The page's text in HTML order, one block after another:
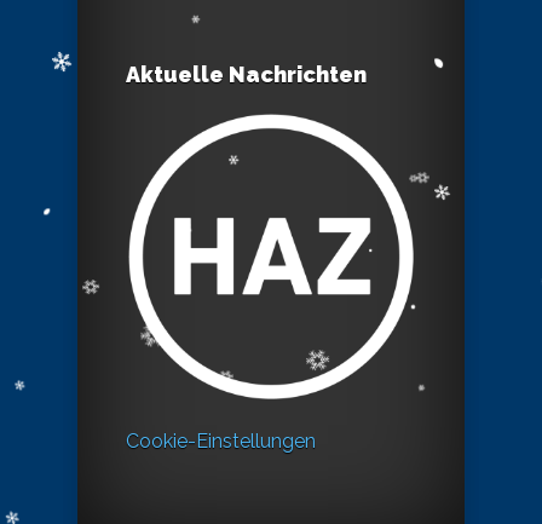
Aktuelle Nachrichten
Cookie-Einstellungen